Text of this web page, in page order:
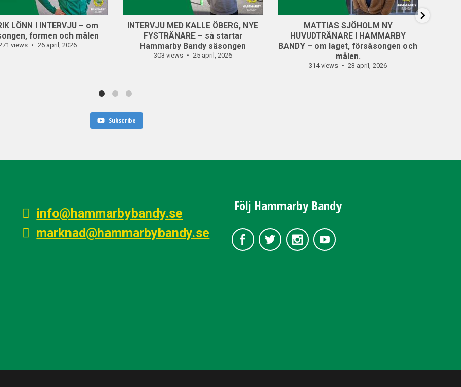
LÖNN I INTERVJU – om
formen och målen
views 26 april, 2026
INTERVJU MED KALLE ÖBERG, NYE
FYSTRÄNARE – så startar
Hammarby Bandy säsongen
303 views 25 april, 2026
MATTIAS SJÖHOLM NY
HUVUDTRÄNARE I HAMMARBY
BANDY – om laget, försäsongen och
målen.
314 views 23 april, 2026
Subscribe
info@hammarbybandy.se
marknad@hammarbybandy.se
Följ Hammarby Bandy